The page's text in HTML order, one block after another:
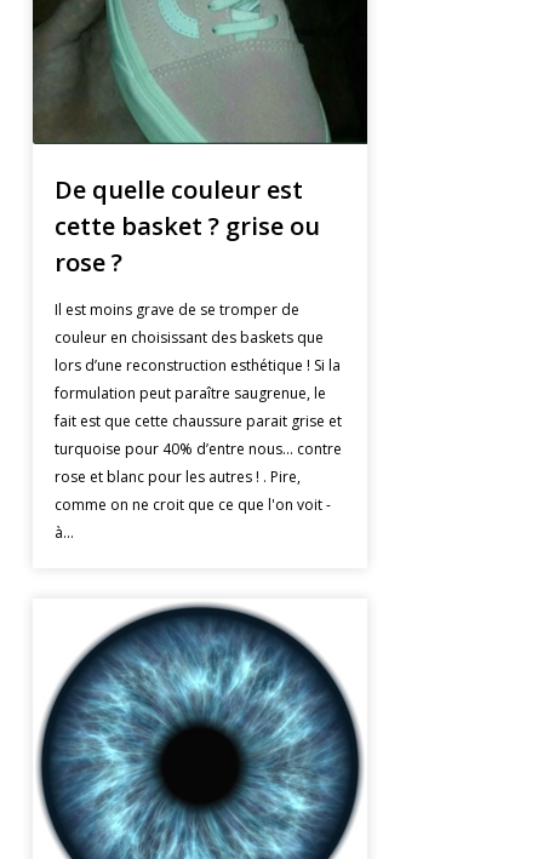
De quelle couleur est
cette basket ? grise ou
rose ?
Il est moins grave de se tromper de
couleur en choisissant des baskets que
lors d’une reconstruction esthétique ! Si la
formulation peut paraître saugrenue, le
fait est que cette chaussure parait grise et
turquoise pour 40% d’entre nous… contre
rose et blanc pour les autres ! . Pire,
comme on ne croit que ce que l'on voit -
à...